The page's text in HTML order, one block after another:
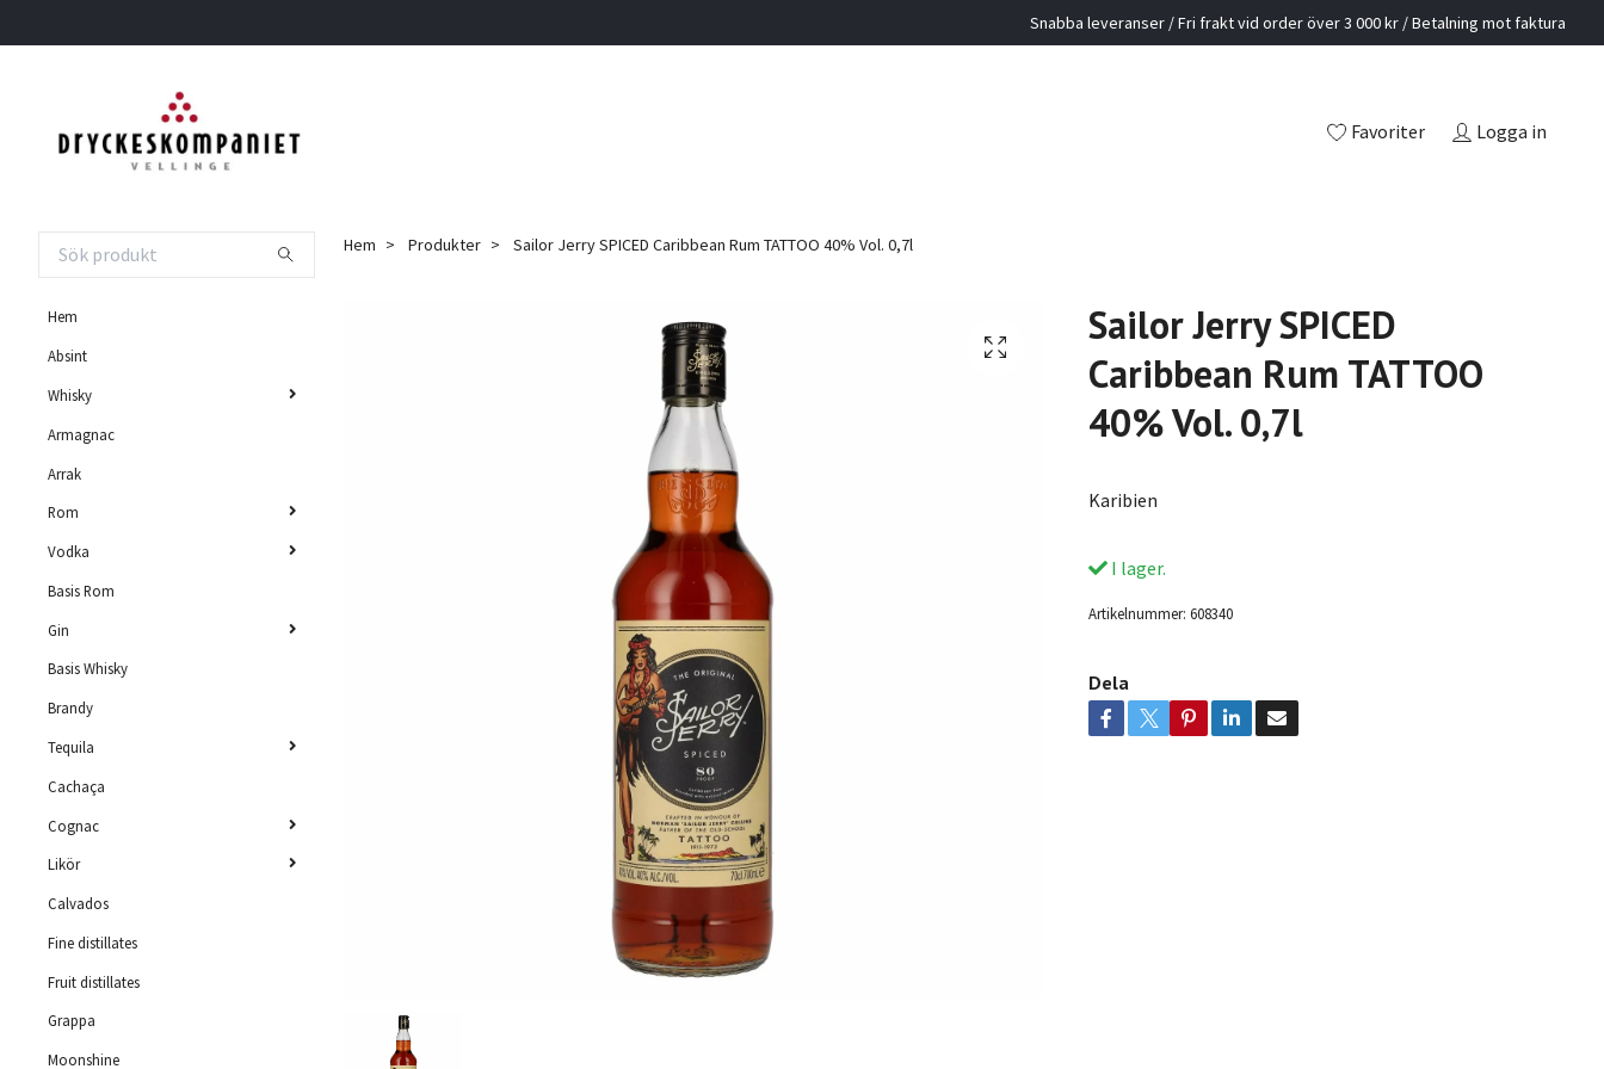
Snabba leveranser / Fri frakt vid order över 3 000 kr / Betalning mot faktura
Favoriter Logga in
Hem
Absint
Whisky
Armagnac
Arrak
Rom
Vodka
Basis Rom
Gin
Basis Whisky
Brandy
Tequila
Cachaça
Cognac
Likör
Calvados
Fine distillates
Fruit distillates
Grappa
Moonshine
Hem Produkter Sailor Jerry SPICED Caribbean Rum TATTOO 40% Vol. 0,7l
Sailor Jerry SPICED
Caribbean Rum TATTOO
40% Vol. 0,7l
Karibien
I lager.
Artikelnummer: 608340
Dela